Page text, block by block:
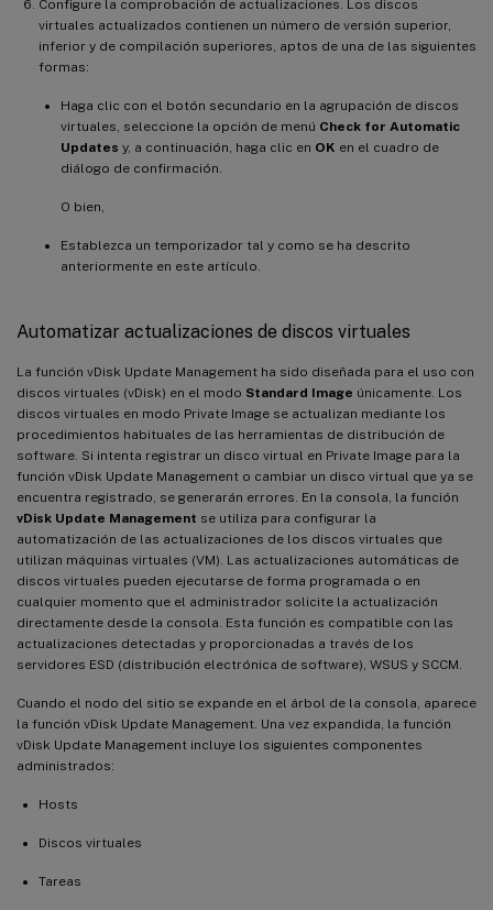
Configure la comprobación de actualizaciones. Los discos
virtuales actualizados contienen un número de versión superior,
inferior y de compilación superiores, aptos de una de las siguientes
formas:
Haga clic con el botón secundario en la agrupación de discos
virtuales, seleccione la opción de menú Check for Automatic
Updates y, a continuación, haga clic en OK en el cuadro de
diálogo de confirmación.
O bien,
Establezca un temporizador tal y como se ha descrito
anteriormente en este artículo.
Automatizar actualizaciones de discos virtuales
La función vDisk Update Management ha sido diseñada para el uso con
discos virtuales (vDisk) en el modo Standard Image únicamente. Los
discos virtuales en modo Private Image se actualizan mediante los
procedimientos habituales de las herramientas de distribución de
software. Si intenta registrar un disco virtual en Private Image para la
función vDisk Update Management o cambiar un disco virtual que ya se
encuentra registrado, se generarán errores. En la consola, la función
vDisk Update Management se utiliza para configurar la
automatización de las actualizaciones de los discos virtuales que
utilizan máquinas virtuales (VM). Las actualizaciones automáticas de
discos virtuales pueden ejecutarse de forma programada o en
cualquier momento que el administrador solicite la actualización
directamente desde la consola. Esta función es compatible con las
actualizaciones detectadas y proporcionadas a través de los
servidores ESD (distribución electrónica de software), WSUS y SCCM.
Cuando el nodo del sitio se expande en el árbol de la consola, aparece
la función vDisk Update Management. Una vez expandida, la función
vDisk Update Management incluye los siguientes componentes
administrados:
Hosts
Discos virtuales
Tareas